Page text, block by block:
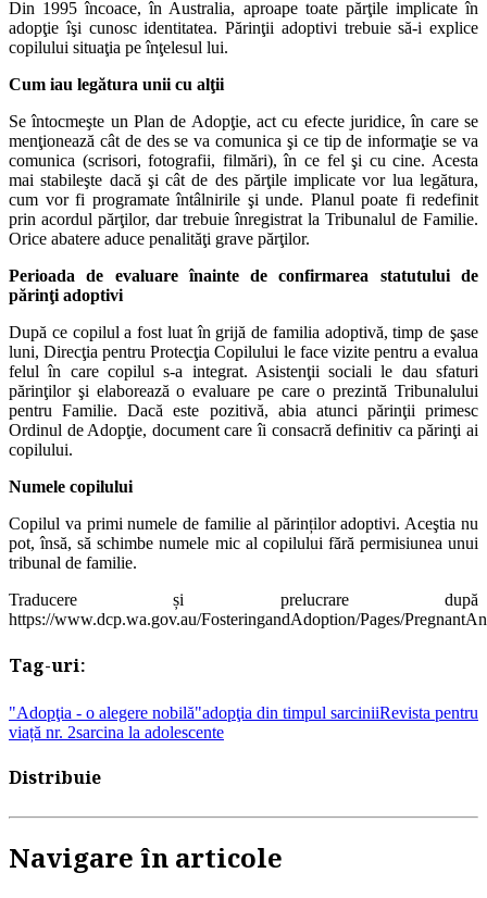
Din 1995 încoace, în Australia, aproape toate părţile implicate în
adopţie îşi cunosc identitatea. Părinţii adoptivi trebuie să-i explice
copilului situaţia pe înţelesul lui.
Cum iau legătura unii cu alţii
Se întocmeşte un Plan de Adopţie, act cu efecte juridice, în care se
menţionează cât de des se va comunica şi ce tip de informaţie se va
comunica (scrisori, fotografii, filmări), în ce fel şi cu cine. Acesta
mai stabileşte dacă şi cât de des părţile implicate vor lua legătura,
cum vor fi programate întâlnirile şi unde. Planul poate fi redefinit
prin acordul părţilor, dar trebuie înregistrat la Tribunalul de Familie.
Orice abatere aduce penalităţi grave părţilor.
Perioada de evaluare înainte de confirmarea statutului de
părinţi adoptivi
După ce copilul a fost luat în grijă de familia adoptivă, timp de şase
luni, Direcţia pentru Protecţia Copilului le face vizite pentru a evalua
felul în care copilul s-a integrat. Asistenţii sociali le dau sfaturi
părinţilor şi elaborează o evaluare pe care o prezintă Tribunalului
pentru Familie. Dacă este pozitivă, abia atunci părinţii primesc
Ordinul de Adopţie, document care îi consacră definitiv ca părinţi ai
copilului.
Numele copilului
Copilul va primi numele de familie al părinților adoptivi. Aceştia nu
pot, însă, să schimbe numele mic al copilului fără permisiunea unui
tribunal de familie.
Traducere și prelucrare după
https://www.dcp.wa.gov.au/FosteringandAdoption/Pages/
Tag-uri:
"Adopţia - o alegere nobilă"adopţia din timpul sarciniiRevista pentru
viață nr. 2sarcina la adolescente
Distribuie
Navigare în articole